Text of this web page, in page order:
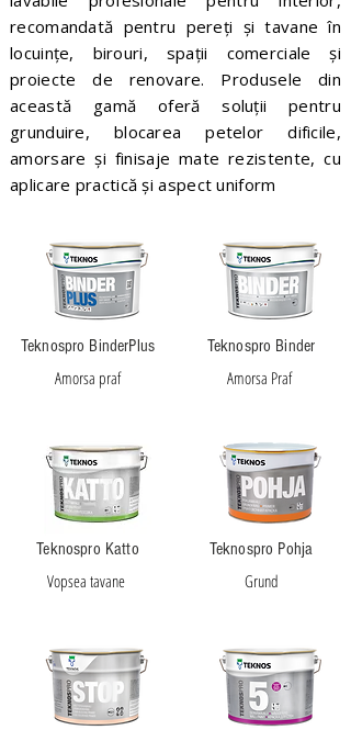
recomandată pentru pereți și tavane în
locuințe, birouri, spații comerciale și
proiecte de renovare. Produsele din
această gamă oferă soluții pentru
grunduire, blocarea petelor dificile,
amorsare și finisaje mate rezistente, cu
aplicare practică și aspect uniform
Teknospro BinderPlus
Amorsa praf
Teknospro Katto
Vopsea tavane
Teknospro Binder
Amorsa Praf
Teknospro Pohja
Grund